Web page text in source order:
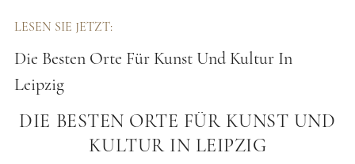
LESEN SIE JETZT:
Die Besten Orte Für Kunst Und Kultur In
Leipzig
DIE BESTEN ORTE FÜR KUNST UND
KULTUR IN LEIPZIG